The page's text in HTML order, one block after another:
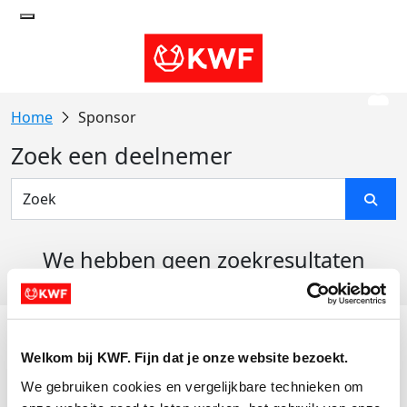
Welkom bij KWF. Fijn dat je onze website bezoekt.
We gebruiken cookies en vergelijkbare technieken om
Sponsor
Zoek een deelnemer
We hebben geen zoekresultaten
Actiematerialen
Evenementen